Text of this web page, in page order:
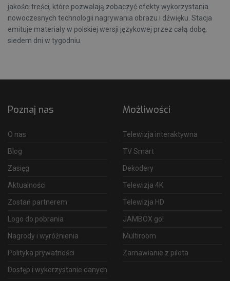
jakości treści, które pozwalają zobaczyć efekty wykorzystania
nowoczesnych technologii nagrywania obrazu i dźwięku. Stacja
emituje materiały w polskiej wersji językowej przez całą dobę,
siedem dni w tygodniu.
Poznaj nas
O nas
Blog
Zasięg
Aktualności
Zostań partnerem
Logo do pobrania
Nagrody i wyróżnienia
Polityka prywatności
Dostęp i wykorzystanie danych
Możliwości
Telewizja interaktywna
TV Smart
Dekodery
Telewizja 4K
Telewizja HD
JAMBOX go!
Multiroom
Zamawianie z pilota